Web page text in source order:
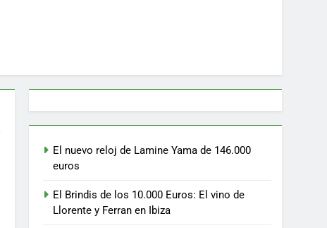
El nuevo reloj de Lamine Yama de 146.000
euros
El Brindis de los 10.000 Euros: El vino de
Llorente y Ferran en Ibiza